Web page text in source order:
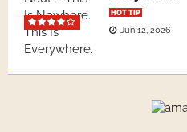
HOT TIP
Jun 12, 2026